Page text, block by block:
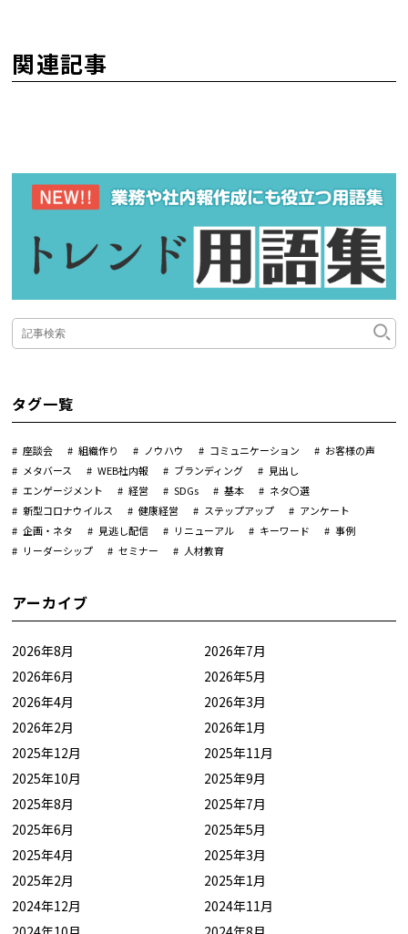
関連記事
タグ一覧
座談会 組織作り ノウハウ コミュニケーション
お客様の声
メタバース
WEB社内報 ブランディング
見出し
エンゲージメント
経営 SDGs 基本
ネタ〇選
新型コロナウイルス
健康経営 ステップアップ
アンケート
企画・ネタ
見逃し配信 リニューアル キーワード
事例
リーダーシップ
セミナー 人材教育
アーカイブ
2026年8月
2026年7月
2026年6月
2026年5月
2026年4月
2026年3月
2026年2月
2026年1月
2025年12月
2025年11月
2025年10月
2025年9月
2025年8月
2025年7月
2025年6月
2025年5月
2025年4月
2025年3月
2025年2月
2025年1月
2024年12月
2024年11月